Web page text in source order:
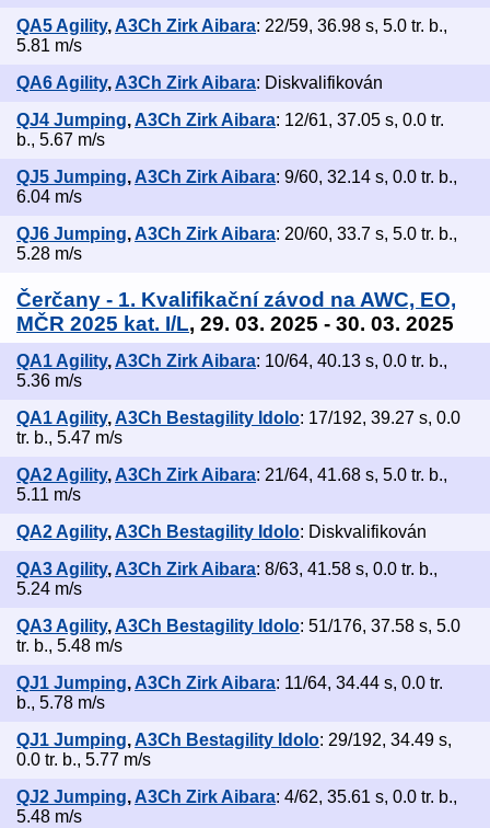
QA5 Agility,A3Ch Zirk Aibara: 22/59, 36.98 s, 5.0 tr. b.,
5.81 m/s
QA6 Agility, A3Ch Zirk Aibara: Diskvalifikován
QJ4 Jumping,A3Ch Zirk Aibara: 12/61, 37.05 s, 0.0 tr.
b., 5.67 m/s
QJ5 Jumping, A3Ch Zirk Aibara: 9/60, 32.14 s, 0.0 tr. b.,
6.04 m/s
QJ6 Jumping,A3Ch Zirk Aibara: 20/60, 33.7 s, 5.0 tr. b.,
5.28 m/s
Čerčany - 1. Kvalifikační závod na AWC, EO,
MČR 2025 kat. I/L, 29. 03. 2025 - 30. 03. 2025
QA1 Agility, A3Ch Zirk Aibara: 10/64, 40.13 s, 0.0 tr. b.,
5.36 m/s
QA1 Agility,A3Ch Bestagility Idolo: 17/192, 39.27 s, 0.0
tr. b., 5.47 m/s
QA2 Agility, A3Ch Zirk Aibara: 21/64, 41.68 s, 5.0 tr. b.,
5.11 m/s
QA2 Agility,A3Ch Bestagility Idolo: Diskvalifikován
QA3 Agility, A3Ch Zirk Aibara: 8/63, 41.58 s, 0.0 tr. b.,
5.24 m/s
QA3 Agility,A3Ch Bestagility Idolo: 51/176, 37.58 s, 5.0
tr. b., 5.48 m/s
QJ1 Jumping, A3Ch Zirk Aibara: 11/64, 34.44 s, 0.0 tr.
b., 5.78 m/s
QJ1 Jumping,A3Ch Bestagility Idolo: 29/192, 34.49 s,
0.0 tr. b., 5.77 m/s
QJ2 Jumping, A3Ch Zirk Aibara: 4/62, 35.61 s, 0.0 tr. b.,
5.48 m/s